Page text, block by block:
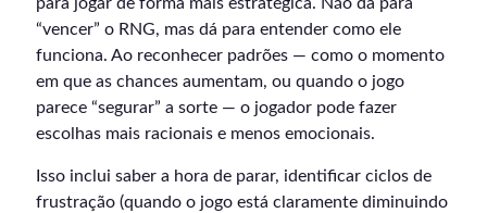
“vencer” o RNG, mas dá para entender como ele
funciona. Ao reconhecer padrões — como o momento
em que as chances aumentam, ou quando o jogo
parece “segurar” a sorte — o jogador pode fazer
escolhas mais racionais e menos emocionais.
Isso inclui saber a hora de parar, identificar ciclos de
frustração (quando o jogo está claramente diminuindo